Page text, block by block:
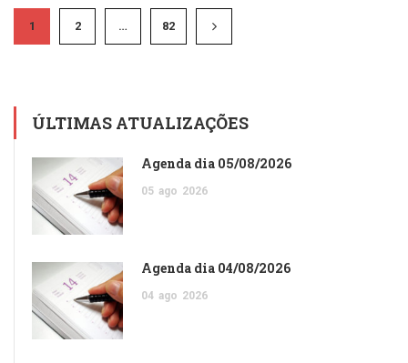
1 2 … 82
ÚLTIMAS ATUALIZAÇÕES
Agenda dia 05/08/2026
05 ago 2026
Agenda dia 04/08/2026
04 ago 2026